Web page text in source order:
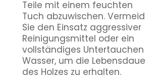
Teile mit einem feuchten
Tuch abzuwischen.
Sie den Einsatz aggressiver
Reinigungsmittel oder ein
vollständiges Untertauchen
Wasser, um die Lebensdauer
des Holzes zu erhalten.